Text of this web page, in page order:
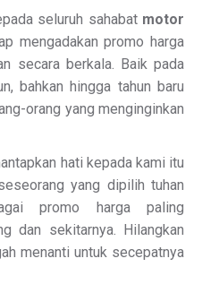
seluruh sahabat motor
mengadakan promo harga
secara berkala. Baik pada
bahkan hingga tahun baru
orang yang menginginkan
hati kepada kami itu
yang dipilih tuhan
promo harga paling
dan sekitarnya. Hilangkan
menanti untuk secepatnya